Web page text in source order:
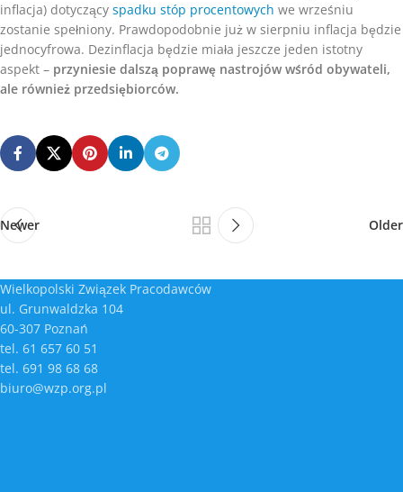
inflacja) dotyczący spadku stóp procentowych we wrześniu
zostanie spełniony. Prawdopodobnie już w sierpniu inflacja będzie
jednocyfrowa. Dezinflacja będzie miała jeszcze jeden istotny
aspekt – przyniesie dalszą poprawę nastrojów wśród obywateli,
ale również przedsiębiorców.
Newer Older
Wielkopolski Związek Pracodawców
ul. Grunwaldzka 104
60-307 Poznań
tel. 61 657 60 51
tel. 691 98 68 68
biuro@wzp.org.pl